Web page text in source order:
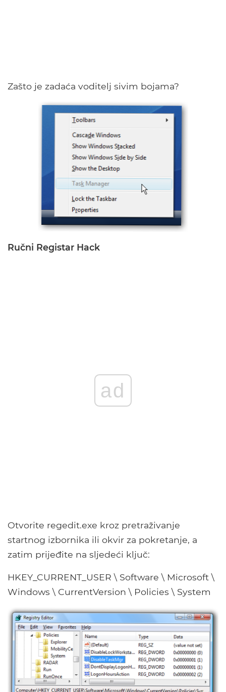
Zašto je zadaća voditelj sivim bojama?
Ručni Registar Hack
ad
Otvorite regedit.exe kroz pretraživanje
startnog izbornika ili okvir za pokretanje, a
zatim prijeđite na sljedeći ključ:
HKEY_CURRENT_USER \ Software \ Microsoft \
Windows \ CurrentVersion \ Policies \ System